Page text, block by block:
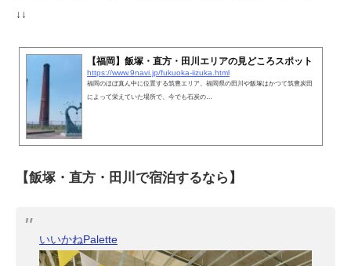
↓↓
【福岡】飯塚・直方・田川エリアの見どころスポット
https://www.9navi.jp/fukuoka-iizuka.html
福岡のほぼ真ん中に位置する筑豊エリア。福岡県の田川や飯塚はかつて筑豊炭田
によって栄えていた場所で、今でも石炭の…
【飯塚・直方・田川で宿泊するなら】
いいかねPalette